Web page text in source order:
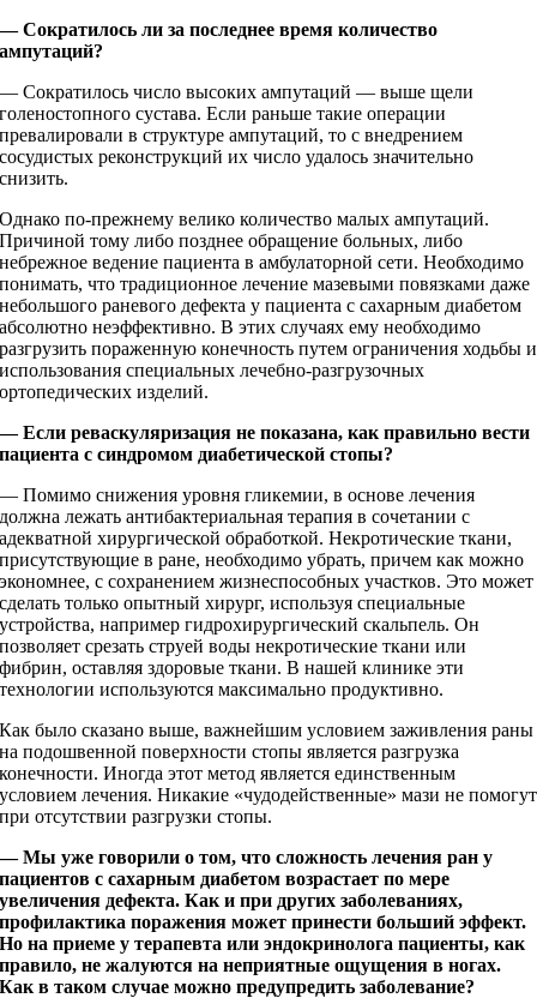
— Сократилось ли за последнее время количество
ампутаций?
— Сократилось число высоких ампутаций — выше щели
голеностопного сустава. Если раньше такие операции
превалировали в структуре ампутаций, то с внедрением
сосудистых реконструкций их число удалось значительно
снизить.
Однако по-прежнему велико количество малых ампутаций.
Причиной тому либо позднее обращение больных, либо
небрежное ведение пациента в амбулаторной сети. Необходимо
понимать, что традиционное лечение мазевыми повязками даже
небольшого раневого дефекта у пациента с сахарным диабетом
абсолютно неэффективно. В этих случаях ему необходимо
разгрузить пораженную конечность путем ограничения ходьбы и
использования специальных лечебно-­разгрузочных
ортопедических изделий.
— Если реваскуляризация не показана, как правильно вести
пациента с синдромом диабетической стопы?
— Помимо снижения уровня гликемии, в основе лечения
должна лежать антибактериальная терапия в сочетании с
адекватной хирургической обработкой. Некротические ткани,
присутствующие в ране, необходимо убрать, причем как можно
экономнее, с сохранением жизнеспособных участков. Это может
сделать только опытный хирург, используя специальные
устройства, например гидрохирургический скальпель. Он
позволяет срезать струей воды некротические ткани или
фибрин, оставляя здоровые ткани. В нашей клинике эти
технологии используются максимально продуктивно.
Как было сказано выше, важнейшим условием заживления раны
на подошвенной поверхности стопы является разгрузка
конечности. Иногда этот метод является единственным
условием лечения. Никакие «чудодейственные» мази не помогут
при отсутствии разгрузки стопы.
— Мы уже говорили о том, что сложность лечения ран у
пациентов с сахарным диабетом возрастает по мере
увеличения дефекта. Как и при других заболеваниях,
профилактика поражения может принести больший эффект.
Но на приеме у терапевта или эндокринолога пациенты, как
правило, не жалуются на неприятные ощущения в ногах.
Как в таком случае можно предупредить заболевание?